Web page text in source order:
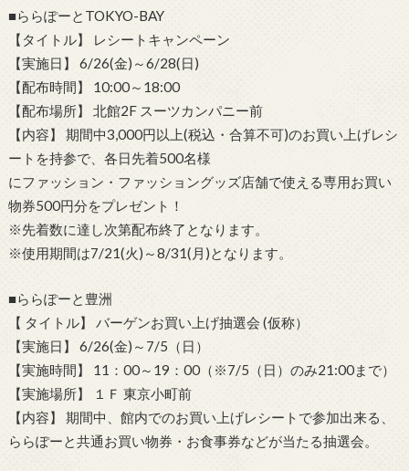
■ららぽーとTOKYO-BAY
【タイトル】 レシートキャンペーン
【実施日】 6/26(金)～6/28(日)
【配布時間】 10:00～18:00
【配布場所】 北館2F スーツカンパニー前
【内容】 期間中3,000円以上(税込・合算不可)のお買い上げレシ
ートを持参で、各日先着500名様
にファッション・ファッショングッズ店舗で使える専用お買い
物券500円分をプレゼント！
※先着数に達し次第配布終了となります。
※使用期間は7/21(火)～8/31(月)となります。
■ららぽーと豊洲
【 タイトル】 バーゲンお買い上げ抽選会 (仮称）
【実施日】 6/26(金)～7/5（日）
【実施時間】 11：00～19：00（※7/5（日）のみ21:00まで）
【実施場所】 １Ｆ 東京小町前
【内容】 期間中、館内でのお買い上げレシートで参加出来る、
ららぽーと共通お買い物券・お食事券などが当たる抽選会。